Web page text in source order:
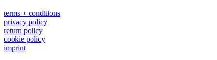
terms + conditions
privacy policy
return policy
cookie policy
imprint